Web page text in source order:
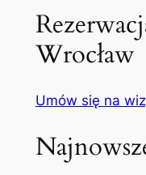
Wrocław
Umów się na